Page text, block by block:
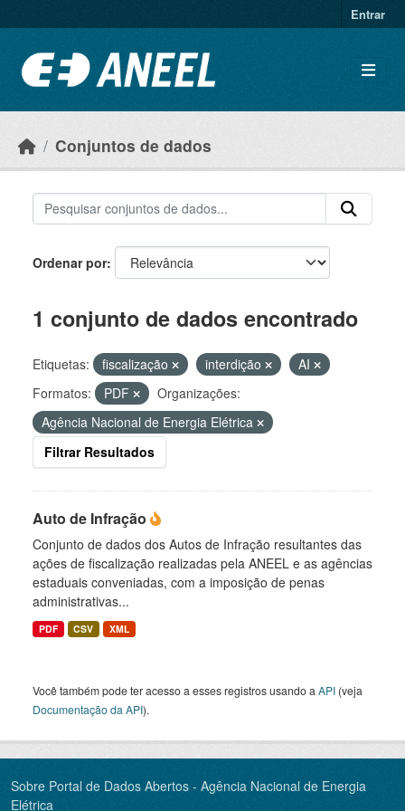
Entrar
Conjuntos de dados
Ordenar por
1 conjunto de dados encontrado
Etiquetas: fiscalização interdição
AI
Formatos:
PDF
Organizações:
Agência Nacional de Energia Elétrica
Filtrar Resultados
Auto de Infração
Conjunto de dados dos Autos de Infração resultantes das
ações de fiscalização realizadas pela ANEEL e as agências
estaduais conveniadas, com a imposição de penas
administrativas...
PDF CSV XML
Você também pode ter acesso a esses registros usando a API (veja
Documentação da API).
Sobre Portal de Dados Abertos - Agência Nacional de Energia
Elétrica